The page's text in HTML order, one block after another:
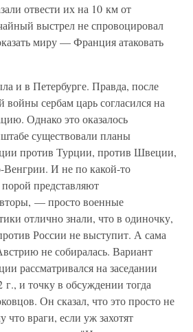
отвести их на 10 км от
выстрел не спровоцировал
миру — Франция атаковать
и в Петербурге. Правда, после
войны сербам царь согласился на
Однако это оказалось
существовали планы
против Турции, против Швеции,
И не по какой-то
представляют
— просто военные
отлично знали, что в одиночку,
России не выступит. А сама
не собиралась. Вариант
рассматривался на заседании
г., и точку в обсуждении тогда
Он сказал, что это просто не
что враги, если уж захотят